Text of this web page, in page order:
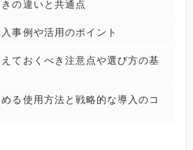
の違いと共通点
事例や活用のポイント
ておくべき注意点や選び方の基
る使用方法と戦略的な導入のコ